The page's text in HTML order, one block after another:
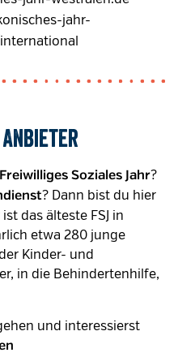
jahr-
Freiwilliges Soziales Jahr?
? Dann bist du hier
das älteste FSJ in
etwa 280 junge
Kinder- und
in die Behindertenhilfe,
und interessierst